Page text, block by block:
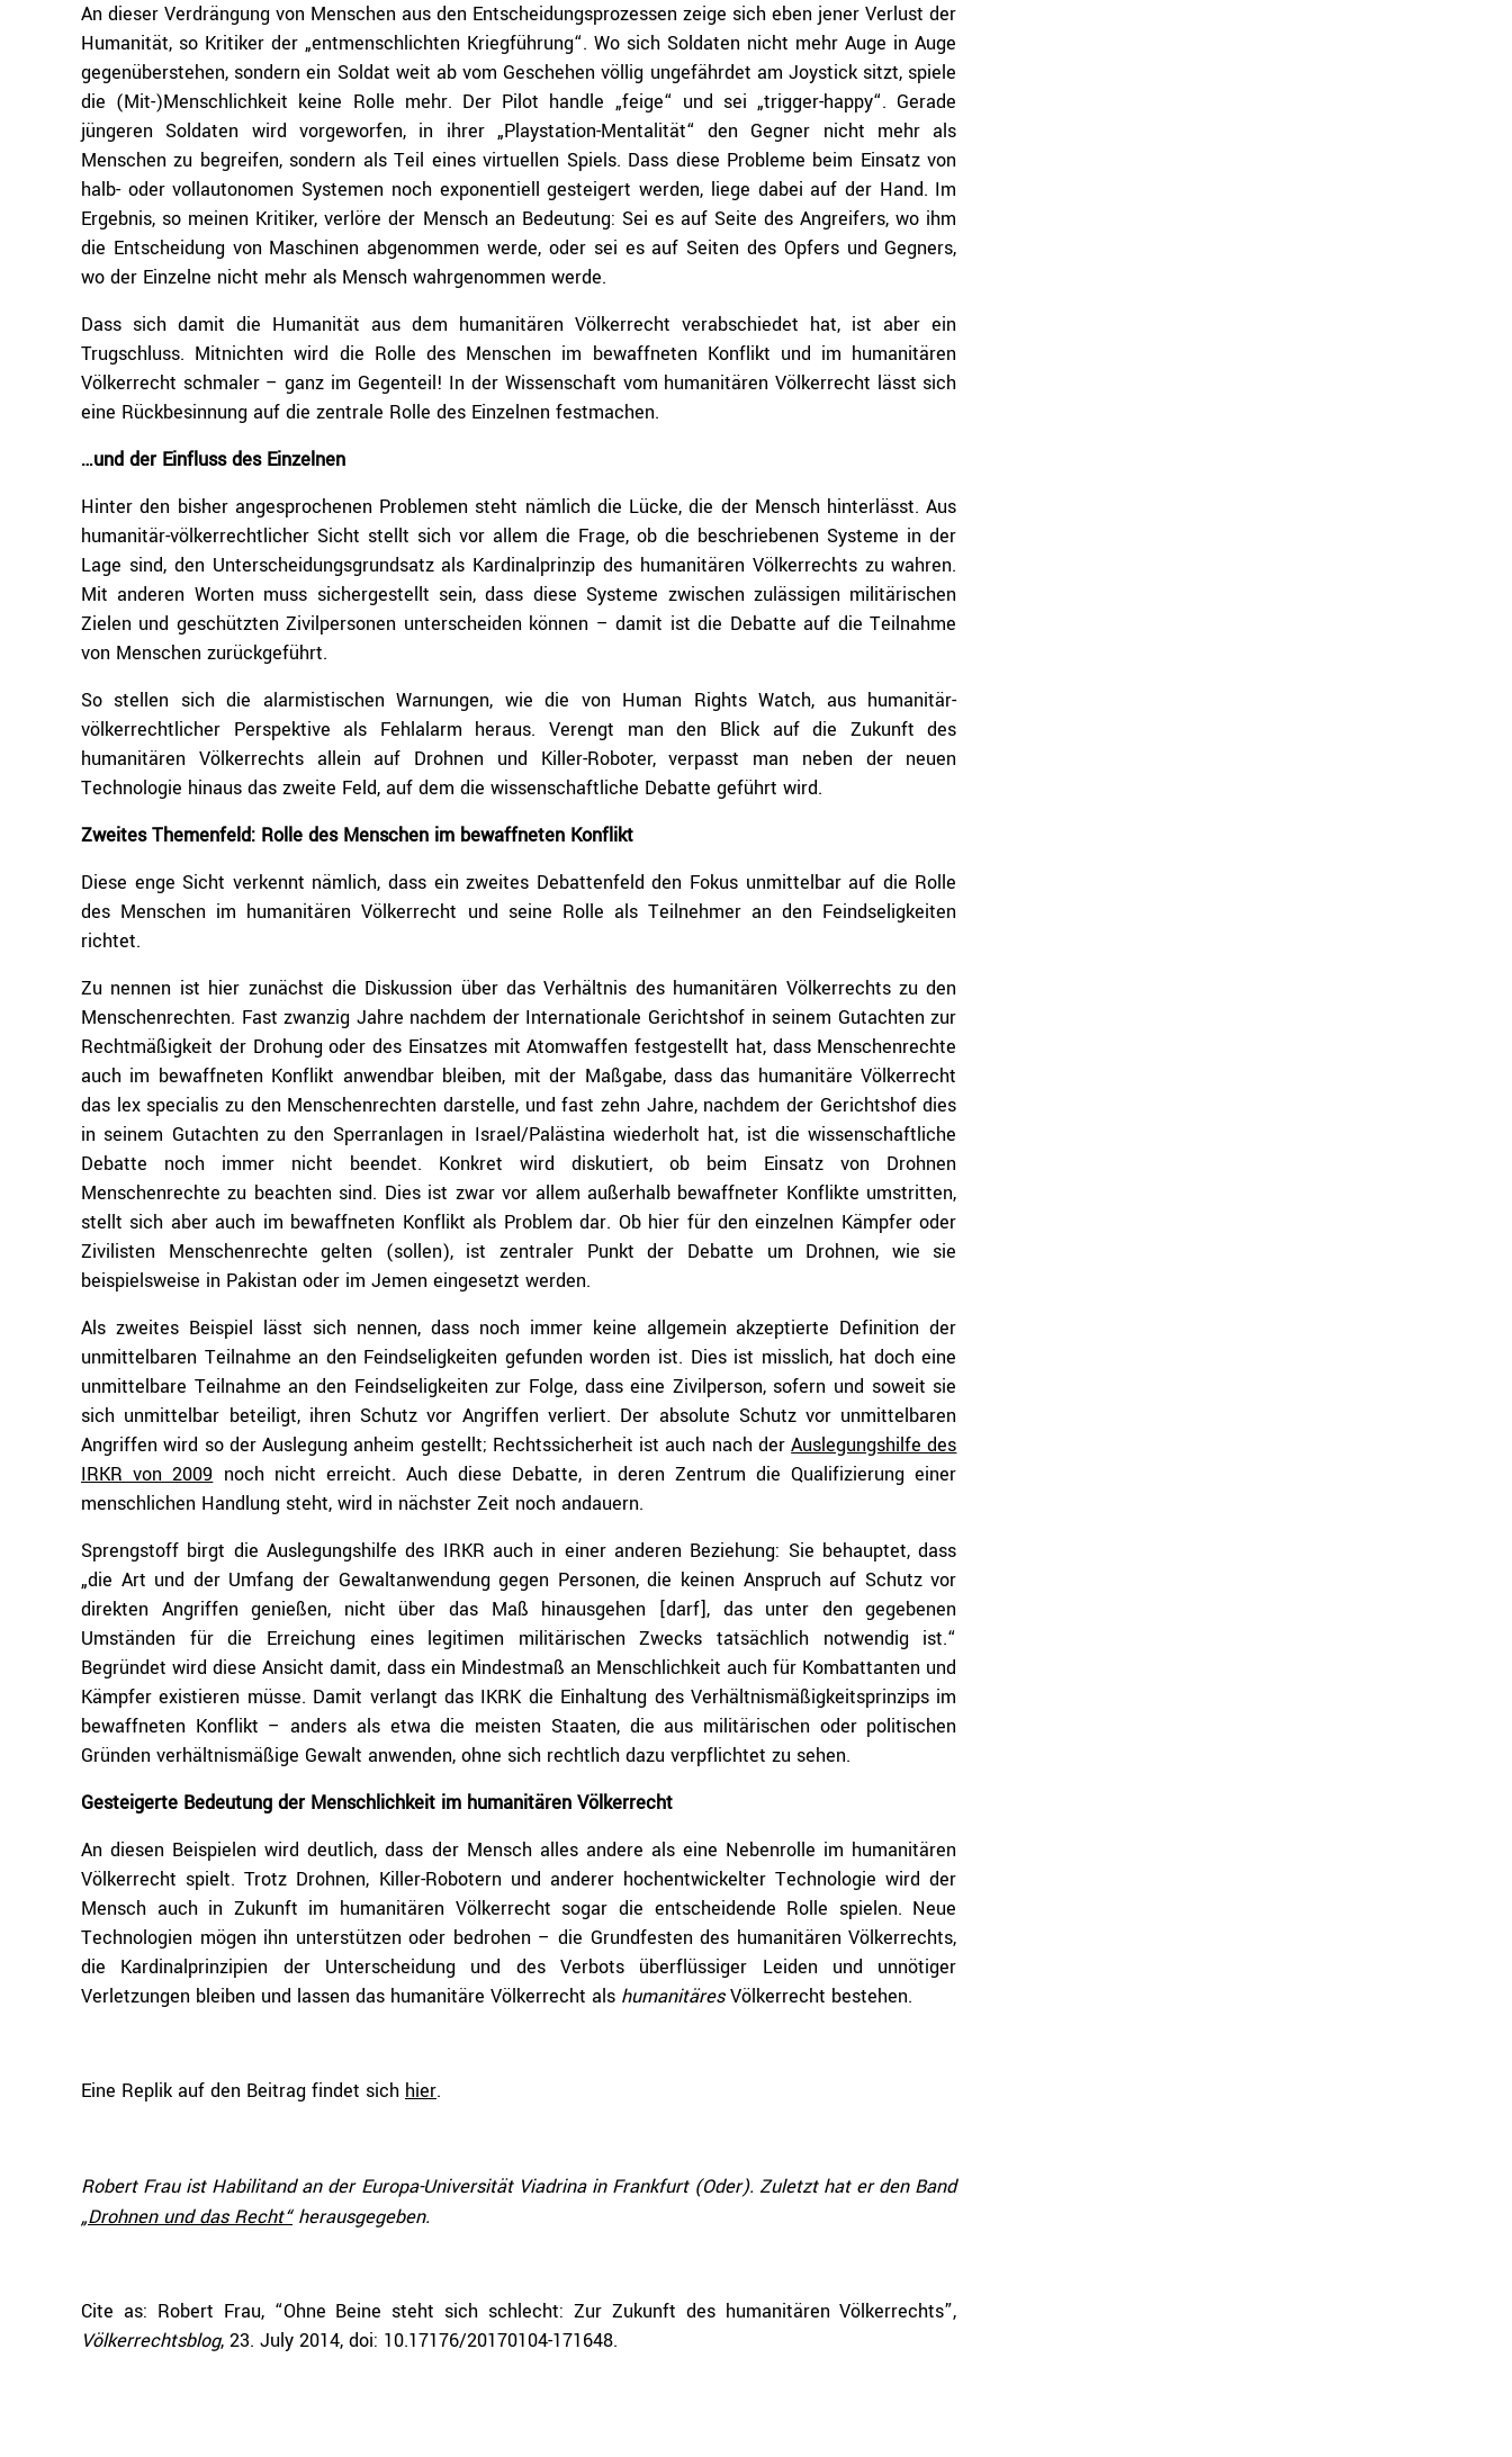
An dieser Verdrängung von Menschen aus den Entscheidungsprozessen zeige sich eben jener Verlust der
Humanität, so Kritiker der „entmenschlichten Kriegführung“. Wo sich Soldaten nicht mehr Auge in Auge
gegenüberstehen, sondern ein Soldat weit ab vom Geschehen völlig ungefährdet am Joystick sitzt, spiele
die (Mit-)Menschlichkeit keine Rolle mehr. Der Pilot handle „feige“ und sei „trigger-happy“. Gerade
jüngeren Soldaten wird vorgeworfen, in ihrer „Playstation-Mentalität“ den Gegner nicht mehr als
Menschen zu begreifen, sondern als Teil eines virtuellen Spiels. Dass diese Probleme beim Einsatz von
halb- oder vollautonomen Systemen noch exponentiell gesteigert werden, liege dabei auf der Hand. Im
Ergebnis, so meinen Kritiker, verlöre der Mensch an Bedeutung: Sei es auf Seite des Angreifers, wo ihm
die Entscheidung von Maschinen abgenommen werde, oder sei es auf Seiten des Opfers und Gegners,
wo der Einzelne nicht mehr als Mensch wahrgenommen werde.
Dass sich damit die Humanität aus dem humanitären Völkerrecht verabschiedet hat, ist aber ein
Trugschluss. Mitnichten wird die Rolle des Menschen im bewaffneten Konflikt und im humanitären
Völkerrecht schmaler – ganz im Gegenteil! In der Wissenschaft vom humanitären Völkerrecht lässt sich
eine Rückbesinnung auf die zentrale Rolle des Einzelnen festmachen.
…und der Einfluss des Einzelnen
Hinter den bisher angesprochenen Problemen steht nämlich die Lücke, die der Mensch hinterlässt. Aus
humanitär-völkerrechtlicher Sicht stellt sich vor allem die Frage, ob die beschriebenen Systeme in der
Lage sind, den Unterscheidungsgrundsatz als Kardinalprinzip des humanitären Völkerrechts zu wahren.
Mit anderen Worten muss sichergestellt sein, dass diese Systeme zwischen zulässigen militärischen
Zielen und geschützten Zivilpersonen unterscheiden können – damit ist die Debatte auf die Teilnahme
von Menschen zurückgeführt.
So stellen sich die alarmistischen Warnungen, wie die von Human Rights Watch, aus humanitär-
völkerrechtlicher Perspektive als Fehlalarm heraus. Verengt man den Blick auf die Zukunft des
humanitären Völkerrechts allein auf Drohnen und Killer-Roboter, verpasst man neben der neuen
Technologie hinaus das zweite Feld, auf dem die wissenschaftliche Debatte geführt wird.
Zweites Themenfeld: Rolle des Menschen im bewaffneten Konflikt
Diese enge Sicht verkennt nämlich, dass ein zweites Debattenfeld den Fokus unmittelbar auf die Rolle
des Menschen im humanitären Völkerrecht und seine Rolle als Teilnehmer an den Feindseligkeiten
richtet.
Zu nennen ist hier zunächst die Diskussion über das Verhältnis des humanitären Völkerrechts zu den
Menschenrechten. Fast zwanzig Jahre nachdem der Internationale Gerichtshof in seinem Gutachten zur
Rechtmäßigkeit der Drohung oder des Einsatzes mit Atomwaffen festgestellt hat, dass Menschenrechte
auch im bewaffneten Konflikt anwendbar bleiben, mit der Maßgabe, dass das humanitäre Völkerrecht
das lex specialis zu den Menschenrechten darstelle, und fast zehn Jahre, nachdem der Gerichtshof dies
in seinem Gutachten zu den Sperranlagen in Israel/Palästina wiederholt hat, ist die wissenschaftliche
Debatte noch immer nicht beendet. Konkret wird diskutiert, ob beim Einsatz von Drohnen
Menschenrechte zu beachten sind. Dies ist zwar vor allem außerhalb bewaffneter Konflikte umstritten,
stellt sich aber auch im bewaffneten Konflikt als Problem dar. Ob hier für den einzelnen Kämpfer oder
Zivilisten Menschenrechte gelten (sollen), ist zentraler Punkt der Debatte um Drohnen, wie sie
beispielsweise in Pakistan oder im Jemen eingesetzt werden.
Als zweites Beispiel lässt sich nennen, dass noch immer keine allgemein akzeptierte Definition der
unmittelbaren Teilnahme an den Feindseligkeiten gefunden worden ist. Dies ist misslich, hat doch eine
unmittelbare Teilnahme an den Feindseligkeiten zur Folge, dass eine Zivilperson, sofern und soweit sie
sich unmittelbar beteiligt, ihren Schutz vor Angriffen verliert. Der absolute Schutz vor unmittelbaren
Angriffen wird so der Auslegung anheim gestellt; Rechtssicherheit ist auch nach derAuslegungshilfe des
IRKR von 2009 noch nicht erreicht. Auch diese Debatte, in deren Zentrum die Qualifizierung einer
menschlichen Handlung steht, wird in nächster Zeit noch andauern.
Sprengstoff birgt die Auslegungshilfe des IRKR auch in einer anderen Beziehung: Sie behauptet, dass
„die Art und der Umfang der Gewaltanwendung gegen Personen, die keinen Anspruch auf Schutz vor
direkten Angriffen genießen, nicht über das Maß hinausgehen [darf], das unter den gegebenen
Umständen für die Erreichung eines legitimen militärischen Zwecks tatsächlich notwendig ist.“
Begründet wird diese Ansicht damit, dass ein Mindestmaß an Menschlichkeit auch für Kombattanten und
Kämpfer existieren müsse. Damit verlangt das IKRK die Einhaltung des Verhältnismäßigkeitsprinzips im
bewaffneten Konflikt – anders als etwa die meisten Staaten, die aus militärischen oder politischen
Gründen verhältnismäßige Gewalt anwenden, ohne sich rechtlich dazu verpflichtet zu sehen.
Gesteigerte Bedeutung der Menschlichkeit im humanitären Völkerrecht
An diesen Beispielen wird deutlich, dass der Mensch alles andere als eine Nebenrolle im humanitären
Völkerrecht spielt. Trotz Drohnen, Killer-Robotern und anderer hochentwickelter Technologie wird der
Mensch auch in Zukunft im humanitären Völkerrecht sogar die entscheidende Rolle spielen. Neue
Technologien mögen ihn unterstützen oder bedrohen – die Grundfesten des humanitären Völkerrechts,
die Kardinalprinzipien der Unterscheidung und des Verbots überflüssiger Leiden und unnötiger
Verletzungen bleiben und lassen das humanitäre Völkerrecht als humanitäresVölkerrecht bestehen.
Eine Replik auf den Beitrag findet sich hier.
Robert Frau ist Habilitand an der Europa-Universität Viadrina in Frankfurt (Oder). Zuletzt hat er den Band
„Drohnen und das Recht“herausgegeben.
Cite as: Robert Frau, “Ohne Beine steht sich schlecht: Zur Zukunft des humanitären Völkerrechts”,
Völkerrechtsblog, 23. July 2014, doi: 10.17176/20170104-171648.